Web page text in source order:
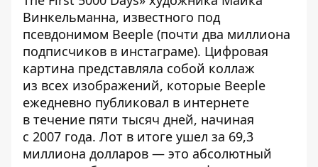
Винкельманна, известного под
псевдонимом Beeple (почти два миллиона
подписчиков в инстаграме). Цифровая
картина представляла собой коллаж
из всех изображений, которые Beeple
ежедневно публиковал в интернете
в течение пяти тысяч дней, начиная
с 2007 года. Лот в итоге ушел за 69,3
миллиона долларов — это абсолютный